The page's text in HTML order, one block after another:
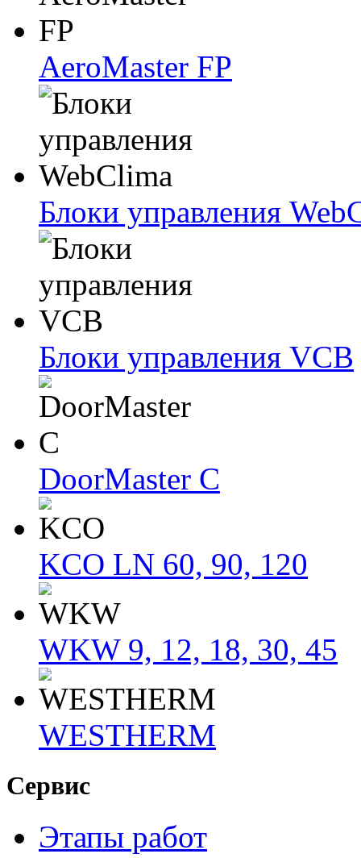
AeroMaster FP
Блоки упрaвлeния
Блоки упрaвлeния VCB
DoorMaster C
KCO LN 60, 90, 120
WKW 9, 12, 18, 30, 45
WESTHERM
Сервис
Этапы работ